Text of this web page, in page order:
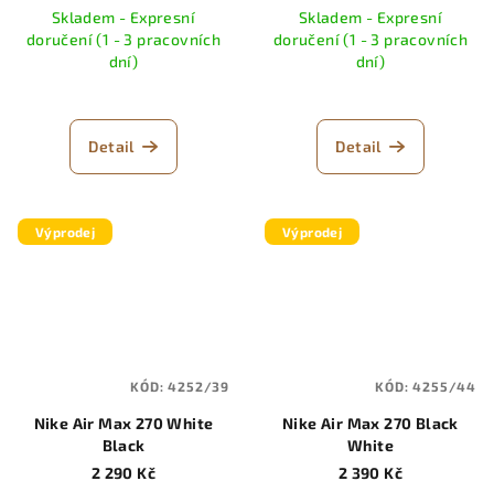
Skladem - Expresní
doručení (1 - 3 pracovních
dní)
Detail
Skladem - Expresní
doručení (1 - 3 pracovních
dní)
Detail
Výprodej
Nike Air Max 270 White
Black
2 290 Kč
KÓD:4252/39
Výprodej
Nike Air Max 270 Black
White
2 390 Kč
KÓD:4255/44